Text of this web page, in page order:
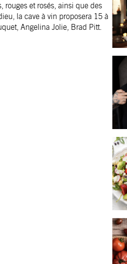
rouges et rosés, ainsi que des
la cave à vin proposera 15 à
Angelina Jolie, Brad Pitt.